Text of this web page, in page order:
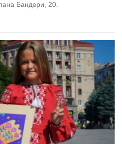
Бандери, 20.